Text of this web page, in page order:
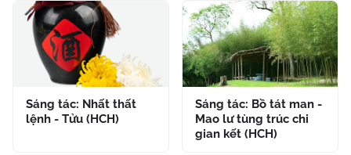
Sáng tác: Nhất thất
lệnh - Tửu (HCH)
Sáng tác: Bồ tát man -
Mao lư tùng trúc chi
gian kết (HCH)